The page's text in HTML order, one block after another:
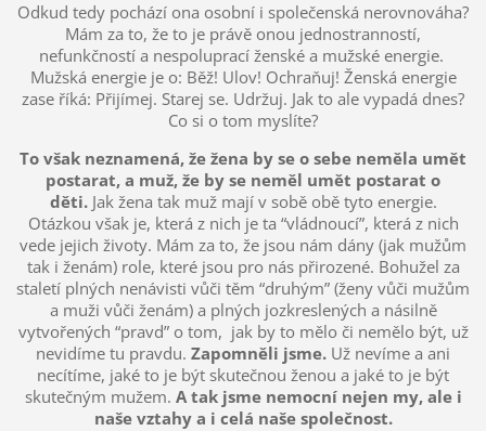
Odkud tedy pochází ona osobní i společenská nerovnováha?
Mám za to, že to je právě onou jednostranností,
nefunkčností a nespoluprací ženské a mužské energie.
Mužská energie je o: Běž! Ulov! Ochraňuj! Ženská energie
zase říká: Přijímej. Starej se. Udržuj. Jak to ale vypadá dnes?
Co si o tom myslíte?
To však neznamená, že žena by se o sebe neměla umět
postarat, a muž, že by se neměl umět postarat o
děti.Jak žena tak muž mají v sobě obě tyto energie.
Otázkou však je, která z nich je ta “vládnoucí”, která z nich
vede jejich životy. Mám za to, že jsou nám dány (jak mužům
tak i ženám) role, které jsou pro nás přirozené. Bohužel za
staletí plných nenávisti vůči těm “druhým” (ženy vůči mužům
a muži vůči ženám) a plných jozkreslených a násilně
vytvořených “pravd” o tom, jak by to mělo či nemělo být, už
nevidíme tu pravdu. Zapomněli jsme. Už nevíme a ani
necítíme, jaké to je být skutečnou ženou a jaké to je být
skutečným mužem. A tak jsme nemocní nejen my, ale i
naše vztahy a i celá naše společnost.